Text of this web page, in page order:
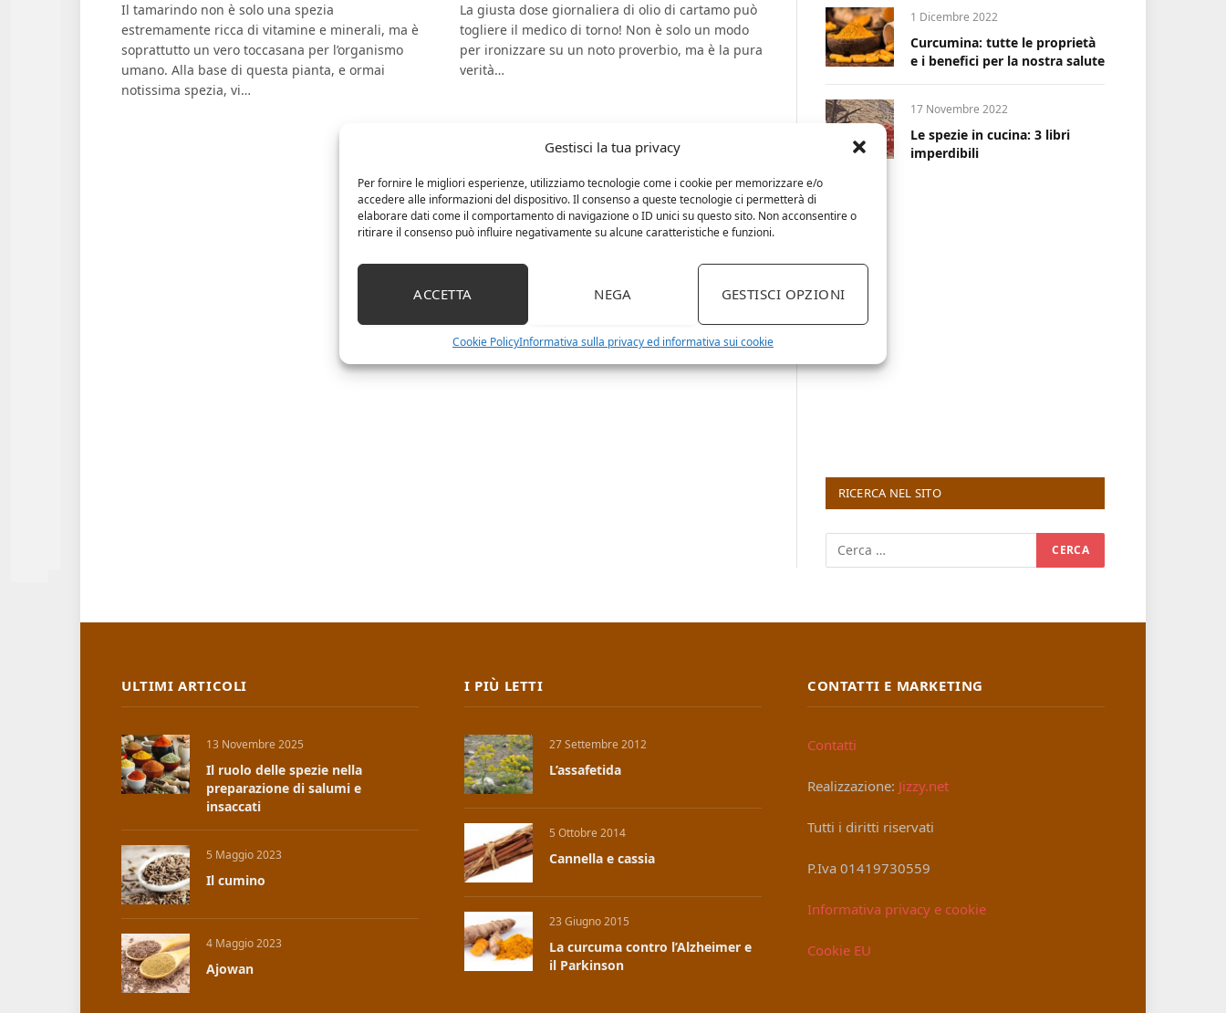
Gestisci la tua privacy
Per fornire le migliori esperienze, utilizziamo tecnologie come i cookie per memorizzare e/o
accedere alle informazioni del dispositivo. Il consenso a queste tecnologie ci permetterà di
elaborare dati come il comportamento di navigazione o ID unici su questo sito. Non acconsentire o
ritirare il consenso può influire negativamente su alcune caratteristiche e funzioni.
ACCETTA NEGA GESTISCI OPZIONI
Cookie PolicyInformativa sulla privacy ed informativa sui cookie
Il tamarindo non è solo una spezia
estremamente ricca di vitamine e minerali, ma è
soprattutto un vero toccasana per l’organismo
umano. Alla base di questa pianta, e ormai
notissima spezia, vi…
La giusta dose giornaliera di olio di cartamo può
togliere il medico di torno! Non è solo un modo
per ironizzare su un noto proverbio, ma è la pura
verità…
1 Dicembre 2022
Curcumina: tutte le proprietà
e i benefici per la nostra salute
17 Novembre 2022
Le spezie in cucina: 3 libri
imperdibili
RICERCA NEL SITO
ULTIMI ARTICOLI
13 Novembre 2025
Il ruolo delle spezie nella
preparazione di salumi e
insaccati
5 Maggio 2023
Il cumino
4 Maggio 2023
Ajowan
I PIÙ LETTI
27 Settembre 2012
L’assafetida
5 Ottobre 2014
Cannella e cassia
23 Giugno 2015
La curcuma contro l’Alzheimer e
il Parkinson
CONTATTI E MARKETING
Contatti
Realizzazione: Jizzy.net
Tutti i diritti riservati
P.Iva 01419730559
Informativa privacy e cookie
Cookie EU